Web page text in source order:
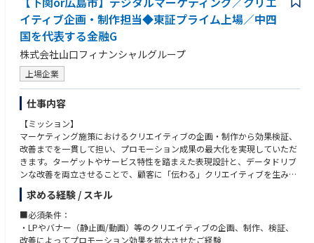
【やりがい】
・ 顧客接点の最前線で成果創出に直結する仕事
センターを起点に顧客満足度と業績向上の双方に貢献でき、自身の取り組
みが成果として見えやすい環境です。
イティブ企画・制作担当◆東証プライム上場／中四
国を代表する金融G
株式会社山口フィナンシャルグループ
上場企業
仕事内容
【ミッション】
マーケティング施策におけるクリエイティブの企画・制作から効果検証、
改善までを一貫して担い、プロモーション成果の最大化を実現していただ
きます。ターゲットやサービス特性を踏まえた表現設計と、データドリブ
ンな改善を両立させることで、顧客に「伝わる」クリエイティブを生み出
し続けることが求められます。
【業務内容】
・LP、バナー（静止画・動画）等のクリエイティブ企画および制作ディレ
クション
・商品・サービス特性やターゲットに応じた表現設計、構成企画
求める経験 / スキル
■必須条件：
・LPやバナー（静止画/動画）等のクリエイティブの企画、制作、検証、
改善によってプロモーション効果を拡大させたご経験